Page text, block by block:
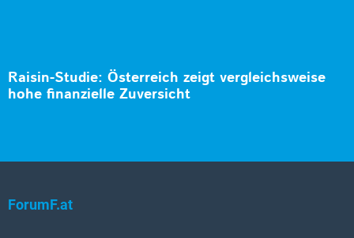
Raisin-Studie: Österreich zeigt vergleichsweise
hohe finanzielle Zuversicht
ForumF.at